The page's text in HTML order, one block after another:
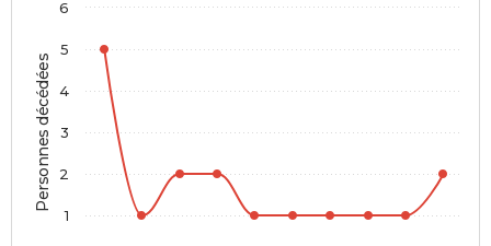
Personnes décédées
1
2
3
4
5
6